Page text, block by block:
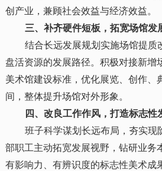
创产业，兼顾社会效益与经济效益。
三、补齐硬件短板，拓宽场馆发
结合长远发展规划实施场馆提质
盘活资源的发展路径。积极对接新增
美术馆建设标准，优化展览、创作、
间，整体提升场馆对外形象。
四、改良工作作风，打造标志性
班子科学谋划长远布局，夯实现
部职工主动拓宽发展视野，钻研业务
有影响力、有辨识度的标志性美术成